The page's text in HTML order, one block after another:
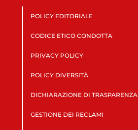
POLICY EDITORIALE
CODICE ETICO CONDOTTA
PRIVACY POLICY
POLICY DIVERSITÀ
DICHIARAZIONE DI TRASPARENZA
GESTIONE DEI RECLAMI